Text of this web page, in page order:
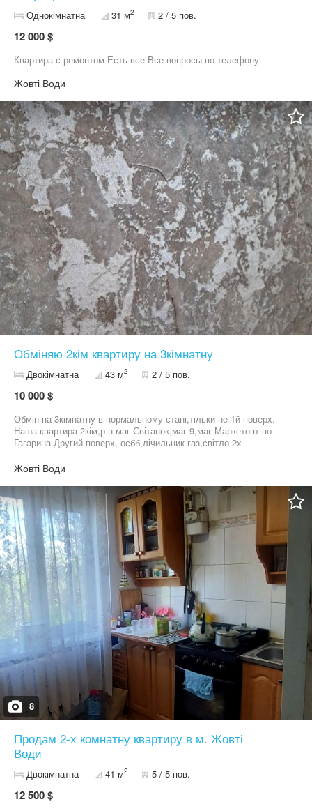
Однокімнатна 31 м2 2 / 5 пов.
12 000 $
Квартира с ремонтом Есть все Все вопросы по телефону
Жовті Води
Обміняю 2кім квартиру на 3кімнатну
Двокімнатна 43 м2 2 / 5 пов.
10 000 $
Обмін на 3кімнатну в нормальному стані,тільки не 1й поверх.
Наша квартира 2кім,р-н маг Світанок,маг 9,маг Маркетопт по
Гагарина.Другий поверх, осбб,лічильник газ,світло 2х
Жовті Води
8
Продам 2-х комнатну квартиру в м. Жовті
Води
Двокімнатна 41 м2 5 / 5 пов.
12 500 $